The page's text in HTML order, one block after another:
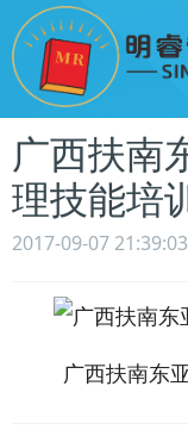
广西扶南
理技能培
2017-09-07 21:39:03
广西扶南东